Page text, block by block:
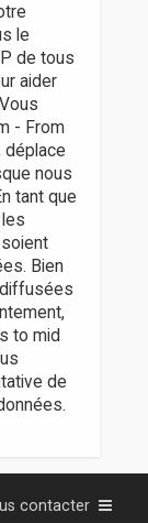
le
de tous
aider
- From
déplace
nous
tant que
Bien
to mid
de
contacter